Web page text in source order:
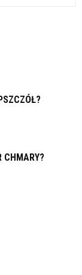
CHMARY?